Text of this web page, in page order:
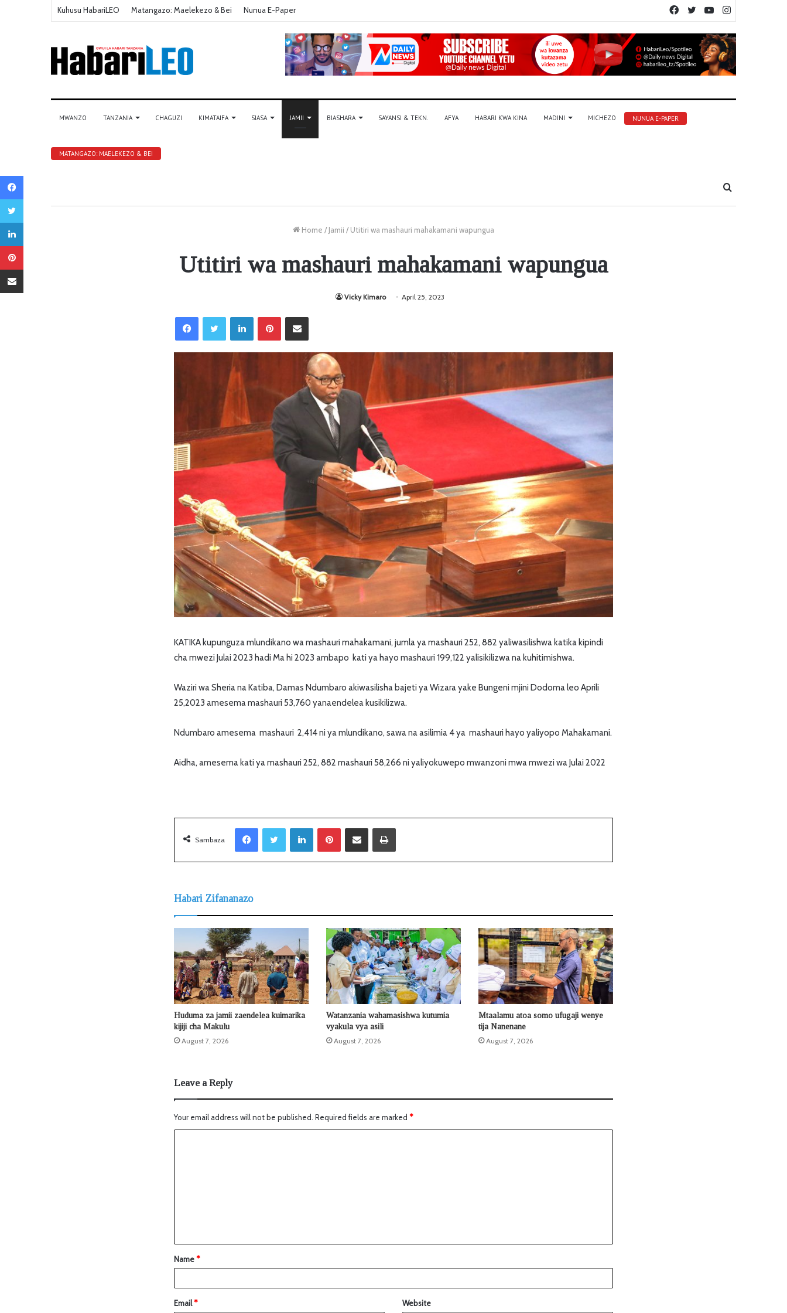
Kuhusu HabariLEO Matangazo: Maelekezo & Bei Nunua E-Paper YouTube
Twitter
Facebook
MWANZO TANZANIA CHAGUZI KIMATAIFA SIASA JAMII BIASHARA SAYANSI & TEKN. AFYA HABARI KWA KINA MADINI MICHEZO NUNUA E-PAPER
MATANGAZO: MAELEKEZO & BEI
Tafuta
Home / Jamii / Utitiri wa mashauri mahakamani wapungua
Utitiri wa mashauri mahakamani wapungua
Vicky Kimaro April 25, 2023
LinkedIn
KATIKA kupunguza mlundikano wa mashauri mahakamani, jumla ya mashauri 252, 882 yaliwasilishwa katika kipindi
cha mwezi Julai 2023 hadi Ma hi 2023 ambapo kati ya hayo mashauri 199,122 yalisikilizwa na kuhitimishwa.
Waziri wa Sheria na Katiba, Damas Ndumbaro akiwasilisha bajeti ya Wizara yake Bungeni mjini Dodoma leo Aprili
25,2023 amesema mashauri 53,760 yanaendelea kusikilizwa.
Ndumbaro amesema mashauri 2,414 ni ya mlundikano, sawa na asilimia 4 ya mashauri hayo yaliyopo Mahakamani.
Aidha, amesema kati ya mashauri 252, 882 mashauri 58,266 ni yaliyokuwepo mwanzoni mwa mwezi wa Julai 2022
Sambaza
LinkedIn Sambaza kupitia barua pepe
Habari Zifananazo
Huduma za jamii zaendelea kuimarika
kijiji cha Makulu
August 7, 2026
Watanzania wahamasishwa kutumia
vyakula vya asili
August 7, 2026
Mtaalamu atoa somo ufugaji wenye
tija Nanenane
August 7, 2026
Leave a Reply
Your email address will not be published. Required fields are marked *
Name*
Email* Website